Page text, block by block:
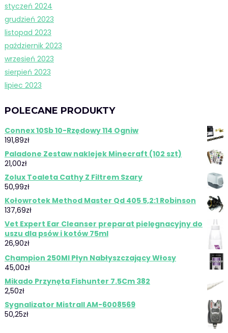
styczeń 2024
grudzień 2023
listopad 2023
październik 2023
wrzesień 2023
sierpień 2023
lipiec 2023
POLECANE PRODUKTY
Connex 10Sb 10-Rzędowy 114 Ogniw
191,89zł
Paladone Zestaw naklejek Minecraft (102 szt)
21,00zł
Zolux Toaleta Cathy Z Filtrem Szary
50,99zł
Kołowrotek Method Master Qd 405 5,2:1 Robinson
137,69zł
Vet Expert Ear Cleanser preparat pielęgnacyjny do
uszu dla psów i kotów 75ml
26,90zł
Champion 250Ml Płyn Nabłyszczający Włosy
45,00zł
Mikado Przynęta Fishunter 7.5Cm 382
2,50zł
Sygnalizator Mistrall AM-6008569
50,25zł